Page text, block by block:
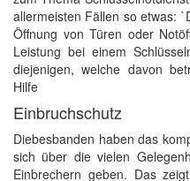
allermeisten Fällen so etwas:
Öffnung von Türen oder
Leistung bei einem
diejenigen, welche davon
Hilfe
Einbruchschutz
Diebesbanden haben das
sich über die vielen
Einbrechern geben. Das